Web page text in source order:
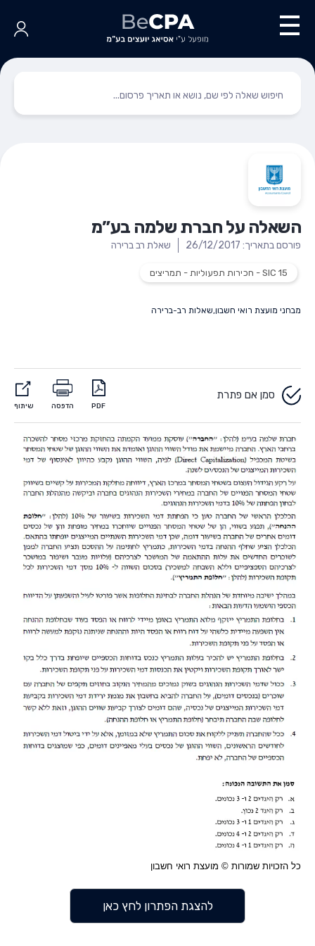
השאלה על חברת שלמה בע”מ
פורסם בתאריך: 26/12/2017 שאלת רב ברירה
SIC 15 - חכירות תפעוליות - תמריצים
מבחני מועצת רואי חשבון,שאלות רב-ברירה
סמן אם פתרת
PDF הדפסה שיתוף
כל הזכויות שמורות © מועצת רואי חשבון
להצגת הפתרון לחץ כאן